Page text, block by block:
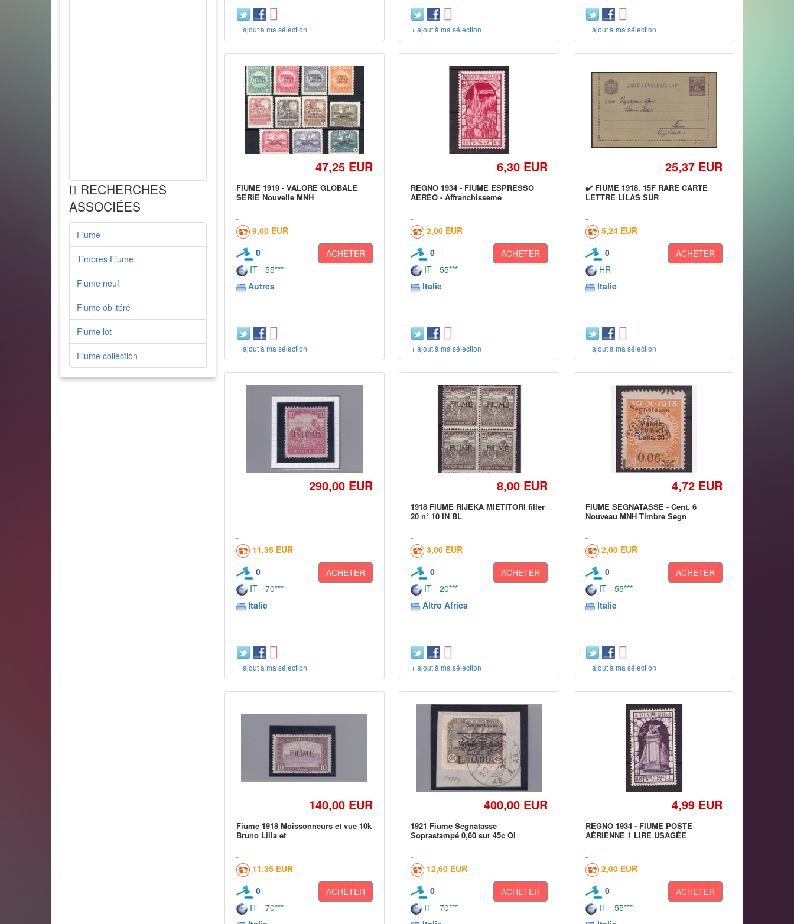
RECHERCHES
ASSOCIÉES
Fiume
Timbres Fiume
Fiume neuf
Fiume oblitéré
Fiume lot
Fiume collection
+ ajout à ma sélection + ajout à ma sélection + ajout à ma sélection
47,25 EUR
FIUME 1919 - VALORE GLOBALE
SERIE Nouvelle MNH
9,00 EUR
0
ACHETER
IT - 55***
Autres
+ ajout à ma sélection
6,30 EUR
REGNO 1934 - FIUME ESPRESSO
AEREO - Affranchisseme
2,00 EUR
0
ACHETER
IT - 55***
Italie
+ ajout à ma sélection
25,37 EUR
✔️ FIUME 1918. 15F RARE CARTE
LETTRE LILAS SUR
5,24 EUR
0
ACHETER
HR
Italie
+ ajout à ma sélection
290,00 EUR
11,35 EUR
0
ACHETER
IT - 70***
Italie
+ ajout à ma sélection
8,00 EUR
1918 FIUME RIJEKA MIETITORI filler
20 n° 10 IN BL
3,00 EUR
0
ACHETER
IT - 20***
Altro Africa
+ ajout à ma sélection
4,72 EUR
FIUME SEGNATASSE - Cent. 6
Nouveau MNH Timbre Segn
2,00 EUR
0
ACHETER
IT - 55***
Italie
+ ajout à ma sélection
140,00 EUR
Fiume 1918 Moissonneurs et vue 10k
Bruno Lilla et
11,35 EUR
0
ACHETER
IT - 70***
400,00 EUR
1921 Fiume Segnatasse
Soprastampé 0,60 sur 45c Ol
12,60 EUR
0
ACHETER
IT - 70***
4,99 EUR
REGNO 1934 - FIUME POSTE
AÉRIENNE 1 LIRE USAGÉE
2,00 EUR
0
ACHETER
IT - 55***